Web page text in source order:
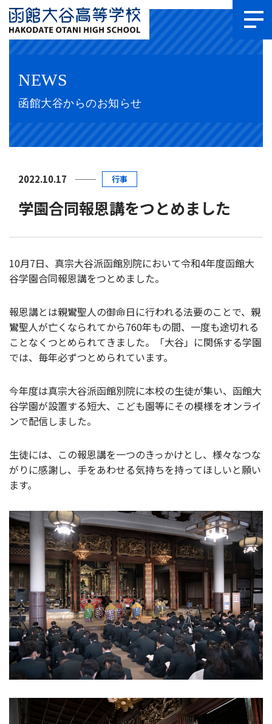
NEWS
函館大谷からのお知らせ
2022.10.17 行事
学園合同報恩講をつとめました
10月7日、真宗大谷派函館別院において令和4年度函館大
谷学園合同報恩講をつとめました。
報恩講とは親鸞聖人の御命日に行われる法要のことで、親
鸞聖人が亡くなられてから760年もの間、一度も途切れる
ことなくつとめられてきました。「大谷」に関係する学園
では、毎年必ずつとめられています。
今年度は真宗大谷派函館別院に本校の生徒が集い、函館大
谷学園が設置する短大、こども園等にその模様をオンライ
ンで配信しました。
生徒には、この報恩講を一つのきっかけとし、様々なつな
がりに感謝し、手をあわせる気持ちを持ってほしいと願い
ます。